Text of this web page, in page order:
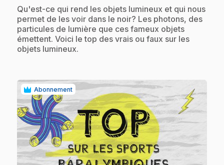
.Qu'est-ce qui rend les objets lumineux et qui nous
permet de les voir dans le noir? Les photons, des
particules de lumière que ces fameux objets
émettent. Voici le top des vrais ou faux sur les
objets lumineux.
Abonnement